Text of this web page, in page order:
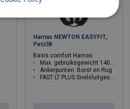
Harnas NEWTON EASYFIT,
Petzl®
Basis comfort Harnas
Max. gebruiksgewicht 140 kg.
Ankerpunten: Borst en Rug
FAST LT PLUS Snelsluitgespen